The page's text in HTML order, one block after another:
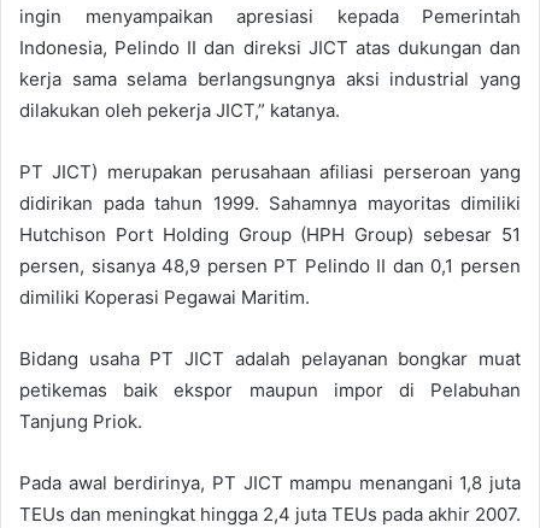
ingin menyampaikan apresiasi kepada Pemerintah
Indonesia, Pelindo II dan direksi JICT atas dukungan dan
kerja sama selama berlangsungnya aksi industrial yang
dilakukan oleh pekerja JICT,” katanya.
PT JICT) merupakan perusahaan afiliasi perseroan yang
didirikan pada tahun 1999. Sahamnya mayoritas dimiliki
Hutchison Port Holding Group (HPH Group) sebesar 51
persen, sisanya 48,9 persen PT Pelindo II dan 0,1 persen
dimiliki Koperasi Pegawai Maritim.
Bidang usaha PT JICT adalah pelayanan bongkar muat
petikemas baik ekspor maupun impor di Pelabuhan
Tanjung Priok.
Pada awal berdirinya, PT JICT mampu menangani 1,8 juta
TEUs dan meningkat hingga 2,4 juta TEUs pada akhir 2007.